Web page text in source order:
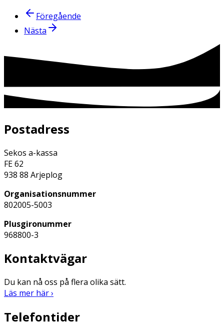
Föregående
Nästa
Postadress
Sekos a-kassa
FE 62
938 88 Arjeplog
Organisationsnummer
802005-5003
Plusgironummer
968800-3
Kontaktvägar
Du kan nå oss på flera olika sätt.
Läs mer här ›
Telefontider